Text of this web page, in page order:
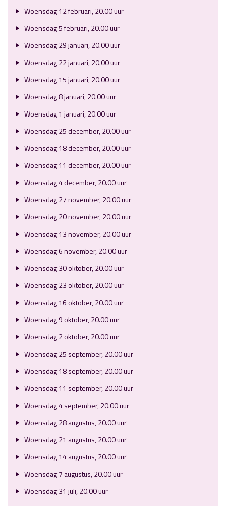
Woensdag 12 februari, 20.00 uur
Woensdag 5 februari, 20.00 uur
Woensdag 29 januari, 20.00 uur
Woensdag 22 januari, 20.00 uur
Woensdag 15 januari, 20.00 uur
Woensdag 8 januari, 20.00 uur
Woensdag 1 januari, 20.00 uur
Woensdag 25 december, 20.00 uur
Woensdag 18 december, 20.00 uur
Woensdag 11 december, 20.00 uur
Woensdag 4 december, 20.00 uur
Woensdag 27 november, 20.00 uur
Woensdag 20 november, 20.00 uur
Woensdag 13 november, 20.00 uur
Woensdag 6 november, 20.00 uur
Woensdag 30 oktober, 20.00 uur
Woensdag 23 oktober, 20.00 uur
Woensdag 16 oktober, 20.00 uur
Woensdag 9 oktober, 20.00 uur
Woensdag 2 oktober, 20.00 uur
Woensdag 25 september, 20.00 uur
Woensdag 18 september, 20.00 uur
Woensdag 11 september, 20.00 uur
Woensdag 4 september, 20.00 uur
Woensdag 28 augustus, 20.00 uur
Woensdag 21 augustus, 20.00 uur
Woensdag 14 augustus, 20.00 uur
Woensdag 7 augustus, 20.00 uur
Woensdag 31 juli, 20.00 uur